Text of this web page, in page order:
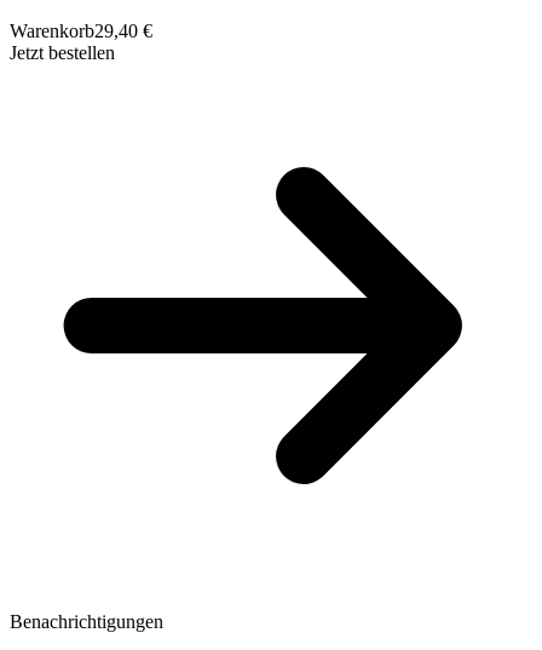
Warenkorb29,40 €
Jetzt bestellen
Benachrichtigungen